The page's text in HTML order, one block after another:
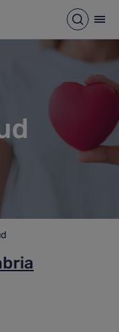
Abrir
de migas